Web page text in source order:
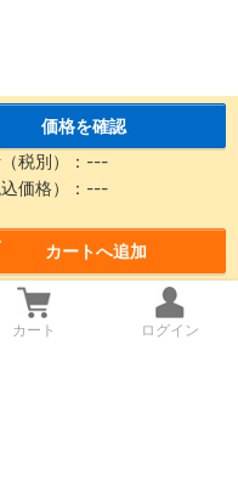
価格を確認
税別）： ---
込価格）： ---
カートへ追加
カート ログイン